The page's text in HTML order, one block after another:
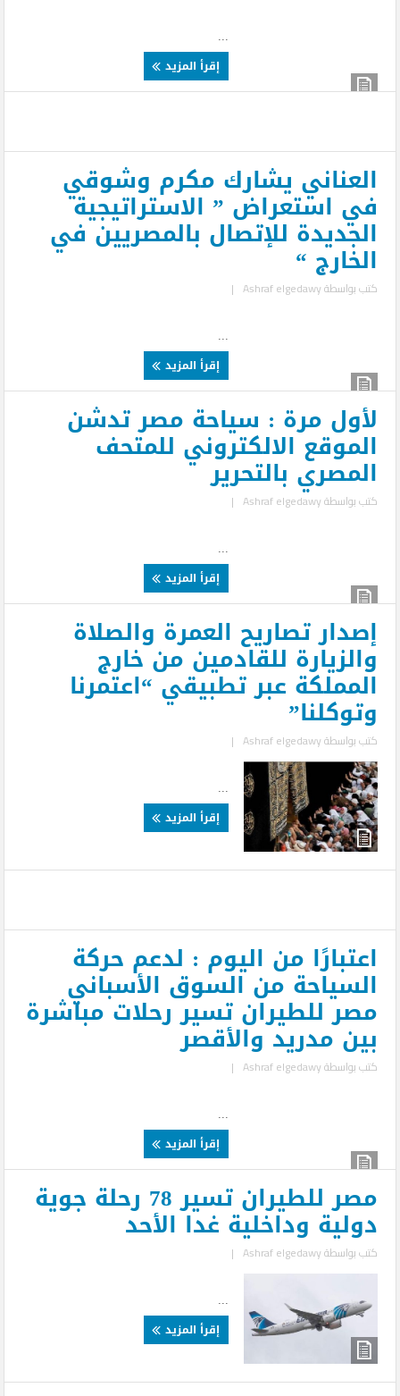
إقرأ المزيد
العناني يشارك مكرم وشوقي
في استعراض ” الاستراتيجية
الجديدة للإتصال بالمصريين في
الخارج “
كتب بواسطةAshraf elgedawy
|
إقرأ المزيد
لأول مرة : سياحة مصر تدشن
الموقع الالكتروني للمتحف
المصري بالتحرير
كتب بواسطةAshraf elgedawy
|
إقرأ المزيد
إصدار تصاريح العمرة والصلاة
والزيارة للقادمين من خارج
المملكة عبر تطبيقي “اعتمرنا
وتوكلنا”
كتب بواسطةAshraf elgedawy
|
إقرأ المزيد
اعتبارًا من اليوم : لدعم حركة
السياحة من السوق الأسباني
مصر للطيران تسير رحلات مباشرة
بين مدريد والأقصر
كتب بواسطةAshraf elgedawy
|
إقرأ المزيد
مصر للطيران تسير 78 رحلة جوية
دولية وداخلية غدا الأحد
كتب بواسطةAshraf elgedawy
|
إقرأ المزيد